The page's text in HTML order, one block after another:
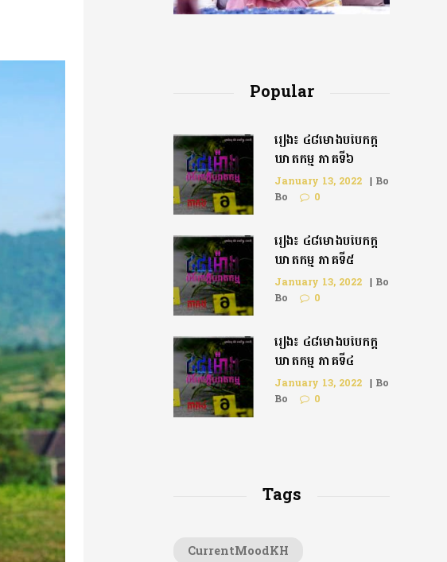
Popular
រឿង៖ ៤៨ម៉ោងបំបែកក្តី
ឃាតកម្ម ភាគទី៦
January 13, 2022 | Bo
Bo
0
រឿង៖ ៤៨ម៉ោងបំបែកក្ដី
ឃាតកម្ម ភាគទី៥
January 13, 2022 | Bo
Bo
0
រឿង៖ ៤៨ម៉ោងបំបែកក្តី
ឃាតកម្ម ភាគទី៤
January 13, 2022 | Bo
Bo
0
Tags
CurrentMoodKH